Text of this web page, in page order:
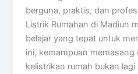
berguna, praktis, dan
Listrik Rumahan di Madiun
belajar yang tepat untuk
ini, kemampuan
kelistrikan rumah bukan